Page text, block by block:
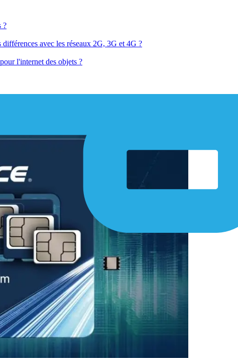
?
différences avec les réseaux 2G, 3G et 4G ?
l'internet des objets ?